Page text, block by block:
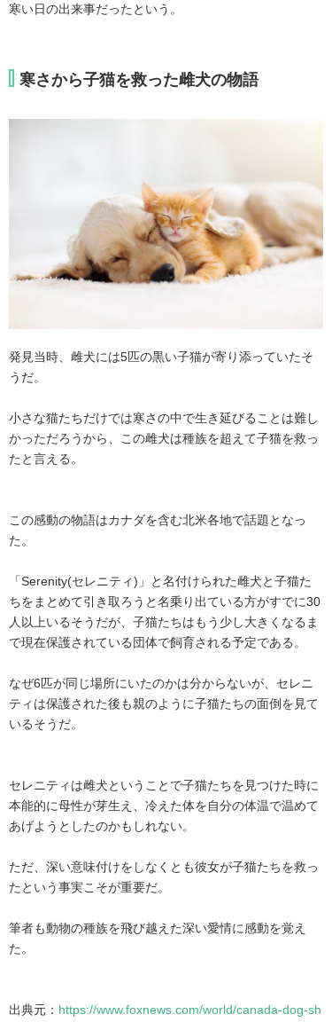
寒い日の出来事だったという。
寒さから子猫を救った雌犬の物語
発見当時、雌犬には5匹の黒い子猫が寄り添っていたそ
うだ。
小さな猫たちだけでは寒さの中で生き延びることは難し
かっただろうから、この雌犬は種族を超えて子猫を救っ
たと言える。
この感動の物語はカナダを含む北米各地で話題となっ
た。
「Serenity(セレニティ)」と名付けられた雌犬と子猫た
ちをまとめて引き取ろうと名乗り出ている方がすでに30
人以上いるそうだが、子猫たちはもう少し大きくなるま
で現在保護されている団体で飼育される予定である。
なぜ6匹が同じ場所にいたのかは分からないが、セレニ
ティは保護された後も親のように子猫たちの面倒を見て
いるそうだ。
セレニティは雌犬ということで子猫たちを見つけた時に
本能的に母性が芽生え、冷えた体を自分の体温で温めて
あげようとしたのかもしれない。
ただ、深い意味付けをしなくとも彼女が子猫たちを救っ
たという事実こそが重要だ。
筆者も動物の種族を飛び越えた深い愛情に感動を覚え
た。
出典元： https://www.foxnews.com/world/canada-dog-sh